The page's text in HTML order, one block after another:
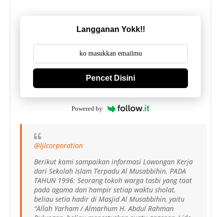
Langganan Yokk!!
Pencet Disini
Powered by
@ljlcorporation
Berikut kami sampaikan informasi Lowongan Kerja
dari Sekolah Islam Terpadu Al Musabbihin. PADA
TAHUN 1996: Seorang tokoh warga tasbi yang taat
pada agama dan hampir setiap waktu sholat,
beliau setia hadir di Masjid Al Musabbihin, yaitu
“Allah Yarham / Almarhum H. Abdul Rahman